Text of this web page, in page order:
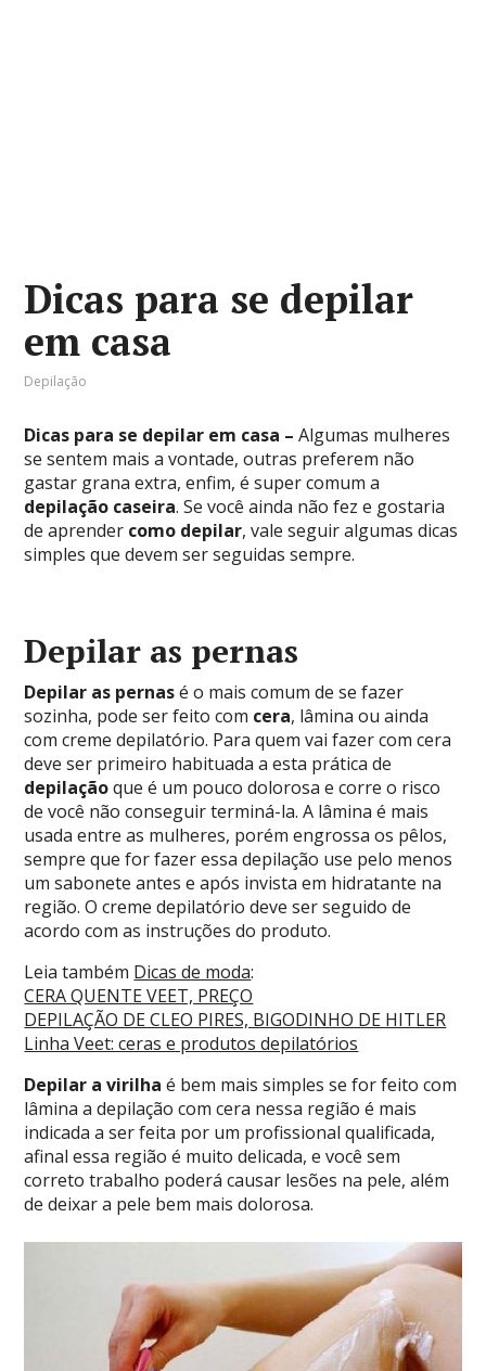
Dicas para se depilar
em casa
Depilação
Dicas para se depilar em casa –Algumas mulheres
se sentem mais a vontade, outras preferem não
gastar grana extra, enfim, é super comum a
depilação caseira. Se você ainda não fez e gostaria
de aprender como depilar, vale seguir algumas dicas
simples que devem ser seguidas sempre.
Depilar as pernas
Depilar as pernasé o mais comum de se fazer
sozinha, pode ser feito com cera, lâmina ou ainda
com creme depilatório. Para quem vai fazer com cera
deve ser primeiro habituada a esta prática de
depilaçãoque é um pouco dolorosa e corre o risco
de você não conseguir terminá-la. A lâmina é mais
usada entre as mulheres, porém engrossa os pêlos,
sempre que for fazer essa depilação use pelo menos
um sabonete antes e após invista em hidratante na
região. O creme depilatório deve ser seguido de
acordo com as instruções do produto.
Leia também Dicas de moda:
CERA QUENTE VEET, PREÇO
DEPILAÇÃO DE CLEO PIRES, BIGODINHO DE HITLER
Linha Veet: ceras e produtos depilatórios
Depilar a virilha é bem mais simples se for feito com
lâmina a depilação com cera nessa região é mais
indicada a ser feita por um profissional qualificada,
afinal essa região é muito delicada, e você sem
correto trabalho poderá causar lesões na pele, além
de deixar a pele bem mais dolorosa.